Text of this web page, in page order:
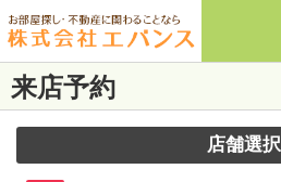
来店予約
店舗選択